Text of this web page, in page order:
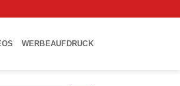
WERBEAUFDRUCK